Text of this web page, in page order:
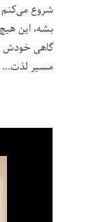
شروع
بشه، این
گاهی خودش
مسیر لذت